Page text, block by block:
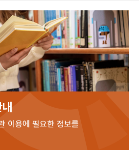
이용에 필요한 정보를